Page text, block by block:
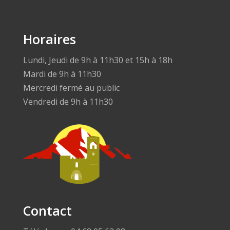
Horaires
Lundi, Jeudi de 9h à 11h30 et 15h à 18h
Mardi de 9h à 11h30
Mercredi fermé au public
Vendredi de 9h à 11h30
Contact